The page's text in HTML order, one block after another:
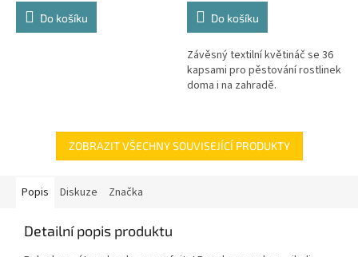
Do košíku Do košíku
Závěsný textilní květináč se 36
kapsami pro pěstování rostlinek
doma i na zahradě.
ZOBRAZIT VŠECHNY SOUVISEJÍCÍ PRODUKTY
Popis Diskuze Značka
Detailní popis produktu